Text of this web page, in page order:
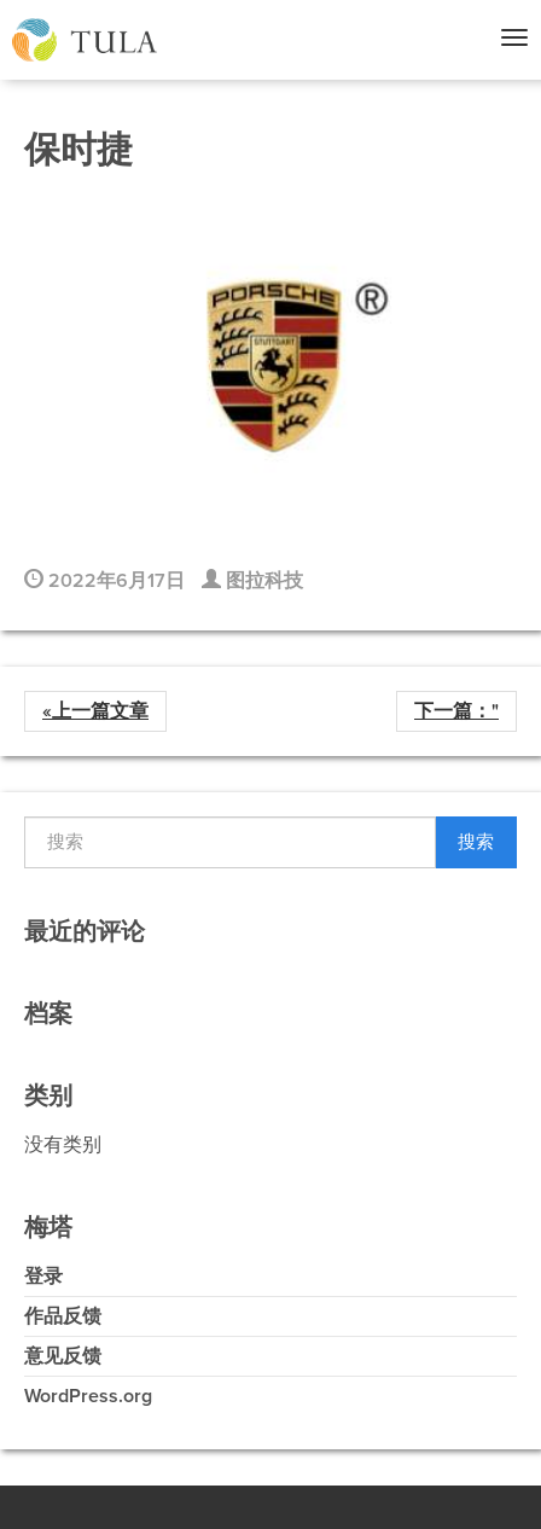
导
保时捷
2022年6月17日 图拉科技
«上一篇文章 下一篇："
搜索
最近的评论
档案
类别
没有类别
梅塔
登录
作品反馈
意见反馈
WordPress.org